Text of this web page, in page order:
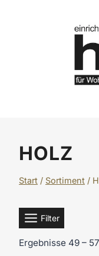
HOLZ
Start / Sortiment /
Filter
Ergebnisse 49 –